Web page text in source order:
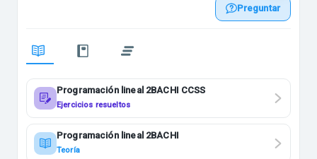
Preguntar
Programación lineal 2BACHI CCSS
Ejercicios resueltos
Programación lineal 2BACHI
Teoría